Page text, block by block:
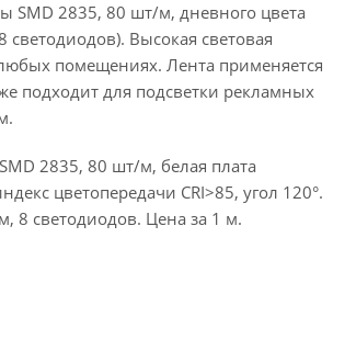
SMD 2835, 80 шт/м, дневного цвета
Высокая световая
помещениях. Лента применяется
подходит для подсветки рекламных
2835, 80 шт/м, белая плата
цветопередачи CRI>85, угол 120°.
8 светодиодов. Цена за 1 м.